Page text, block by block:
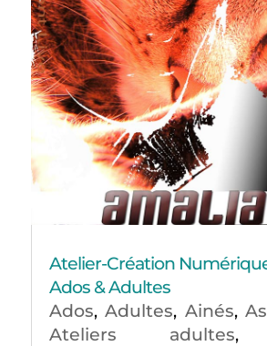
Atelier-Création
Ados & Adultes
Ados,Adultes, Ainés,
Ateliers adultes